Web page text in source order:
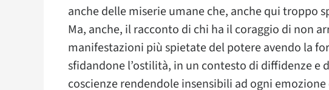
anche delle miserie umane che, anche qui troppo
Ma, anche, il racconto di chi ha il coraggio di non
manifestazioni più spietate del potere avendo la
sfidandone l’ostilità, in un contesto di diffidenze e
coscienze rendendole insensibili ad ogni